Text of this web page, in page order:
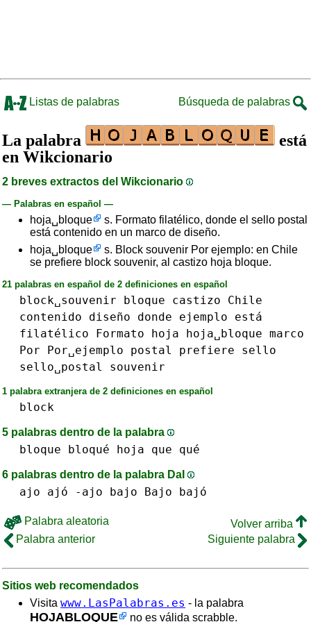
Listas de palabras Búsqueda de palabras
La palabra
está
en Wikcionario
2 breves extractos del Wikcionario
— Palabras en español —
hoja␣bloque
s. Formato filatélico, donde el sello postal
está contenido en un marco de diseño.
hoja␣bloque
s. Block souvenir Por ejemplo: en Chile
se prefiere block souvenir, al castizo hoja bloque.
21 palabras en español de 2 definiciones en español
block␣souvenir bloque castizo
Chile
contenido
diseño donde ejemplo
está
filatélico
Formato hoja hoja␣bloque marco
Por
Por␣ejemplo postal prefiere
sello
sello␣postal
souvenir
1 palabra extranjera de 2 definiciones en español
block
5 palabras dentro de la palabra
bloque bloqué hoja que qué
6 palabras dentro de la palabra DaI
ajo ajó -ajo bajo Bajo bajó
Palabra aleatoria
Volver arriba
Palabra anterior
Siguiente palabra
Sitios web recomendados
Visita www.LasPalabras.es - la palabra
HOJABLOQUE no es válida scrabble.